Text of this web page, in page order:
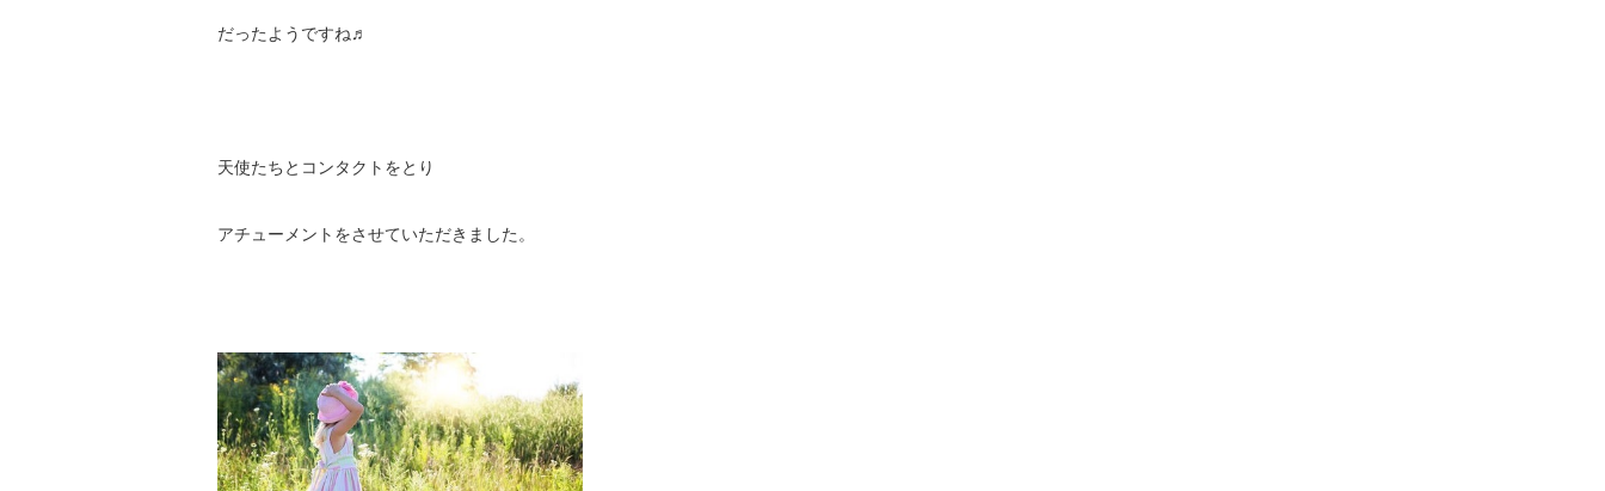
だったようですね♬
天使たちとコンタクトをとり
アチューメントをさせていただきました。